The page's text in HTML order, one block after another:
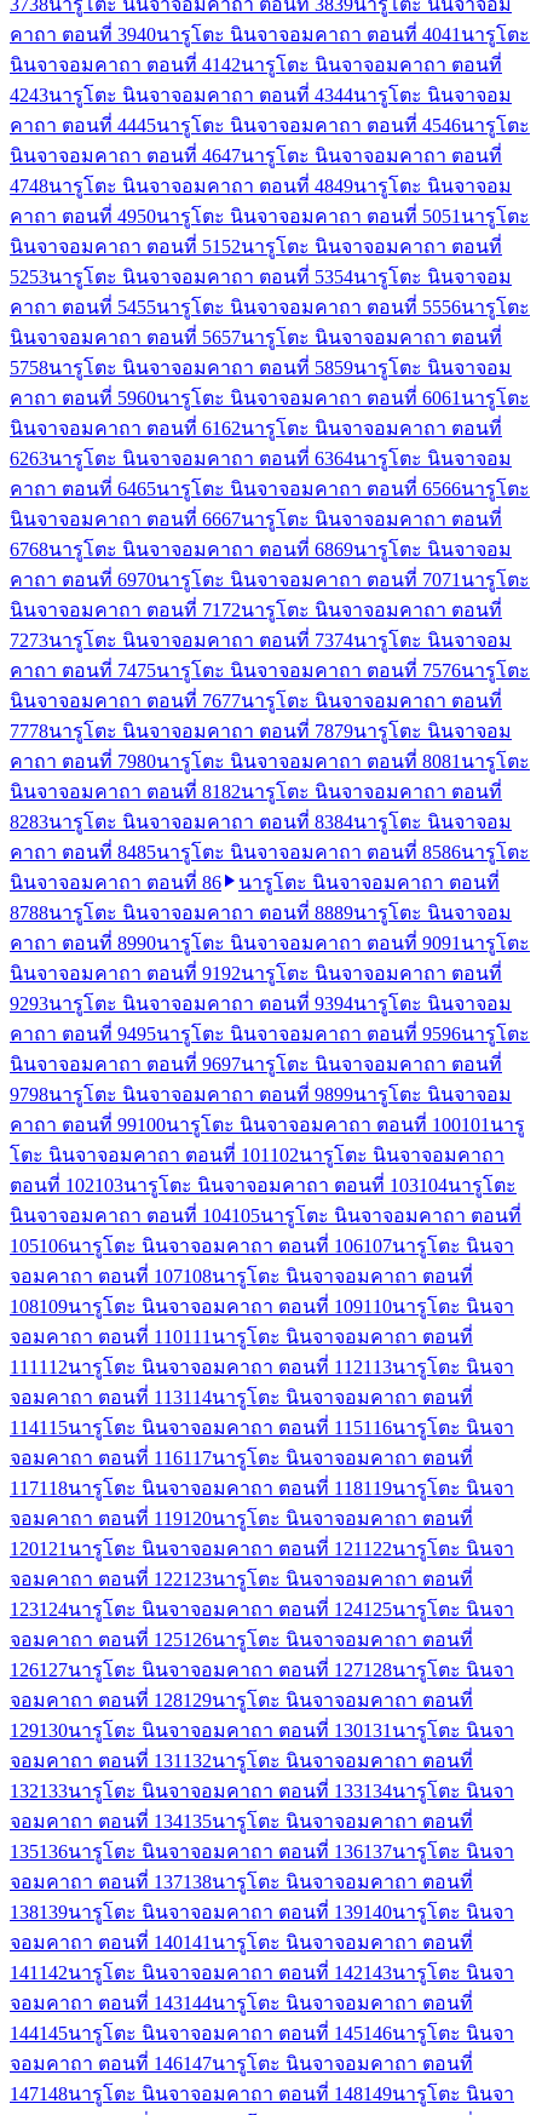
3738นารูโตะ นินจาจอมคาถา ตอนที่ 3839นารูโตะ นินจาจอม
คาถา ตอนที่ 3940นารูโตะ นินจาจอมคาถา ตอนที่ 4041 นารูโตะ
นินจาจอมคาถา ตอนที่ 4142นารูโตะ นินจาจอมคาถา ตอนที่
4243นารูโตะ นินจาจอมคาถา ตอนที่ 4344นารูโตะ นินจาจอม
คาถา ตอนที่ 4445นารูโตะ นินจาจอมคาถา ตอนที่ 4546นารูโตะ
นินจาจอมคาถา ตอนที่ 4647นารูโตะ นินจาจอมคาถา ตอนที่
4748นารูโตะ นินจาจอมคาถา ตอนที่ 4849นารูโตะ นินจาจอม
คาถา ตอนที่ 4950นารูโตะ นินจาจอมคาถา ตอนที่ 5051 นารูโตะ
นินจาจอมคาถา ตอนที่ 51 52นารูโตะ นินจาจอมคาถา ตอนที่
5253นารูโตะ นินจาจอมคาถา ตอนที่ 5354นารูโตะ นินจาจอม
คาถา ตอนที่ 5455นารูโตะ นินจาจอมคาถา ตอนที่ 5556นารูโตะ
นินจาจอมคาถา ตอนที่ 5657นารูโตะ นินจาจอมคาถา ตอนที่
5758นารูโตะ นินจาจอมคาถา ตอนที่ 5859นารูโตะ นินจาจอม
คาถา ตอนที่ 5960นารูโตะ นินจาจอมคาถา ตอนที่ 6061 นารูโตะ
นินจาจอมคาถา ตอนที่ 6162นารูโตะ นินจาจอมคาถา ตอนที่
6263นารูโตะ นินจาจอมคาถา ตอนที่ 6364นารูโตะ นินจาจอม
คาถา ตอนที่ 6465นารูโตะ นินจาจอมคาถา ตอนที่ 6566นารูโตะ
นินจาจอมคาถา ตอนที่ 6667นารูโตะ นินจาจอมคาถา ตอนที่
6768นารูโตะ นินจาจอมคาถา ตอนที่ 6869นารูโตะ นินจาจอม
คาถา ตอนที่ 6970นารูโตะ นินจาจอมคาถา ตอนที่ 7071 นารูโตะ
นินจาจอมคาถา ตอนที่ 71 72นารูโตะ นินจาจอมคาถา ตอนที่
7273นารูโตะ นินจาจอมคาถา ตอนที่ 7374นารูโตะ นินจาจอม
คาถา ตอนที่ 7475นารูโตะ นินจาจอมคาถา ตอนที่ 7576นารูโตะ
นินจาจอมคาถา ตอนที่ 7677นารูโตะ นินจาจอมคาถา ตอนที่
7778นารูโตะ นินจาจอมคาถา ตอนที่ 7879นารูโตะ นินจาจอม
คาถา ตอนที่ 7980นารูโตะ นินจาจอมคาถา ตอนที่ 8081 นารูโตะ
นินจาจอมคาถา ตอนที่ 8182นารูโตะ นินจาจอมคาถา ตอนที่
8283นารูโตะ นินจาจอมคาถา ตอนที่ 8384นารูโตะ นินจาจอม
คาถา ตอนที่ 8485นารูโตะ นินจาจอมคาถา ตอนที่ 8586นารูโตะ
นินจาจอมคาถา ตอนที่ 86
นารูโตะ นินจาจอมคาถา ตอนที่
8788นารูโตะ นินจาจอมคาถา ตอนที่ 8889นารูโตะ นินจาจอม
คาถา ตอนที่ 8990นารูโตะ นินจาจอมคาถา ตอนที่ 9091 นารูโตะ
นินจาจอมคาถา ตอนที่ 9192นารูโตะ นินจาจอมคาถา ตอนที่
9293นารูโตะ นินจาจอมคาถา ตอนที่ 9394นารูโตะ นินจาจอม
คาถา ตอนที่ 9495นารูโตะ นินจาจอมคาถา ตอนที่ 9596นารูโตะ
นินจาจอมคาถา ตอนที่ 9697นารูโตะ นินจาจอมคาถา ตอนที่
9798นารูโตะ นินจาจอมคาถา ตอนที่ 9899นารูโตะ นินจาจอม
คาถา ตอนที่ 99100นารูโตะ นินจาจอมคาถา ตอนที่ 100101 นารู
โตะ นินจาจอมคาถา ตอนที่ 101 102นารูโตะ นินจาจอมคาถา
ตอนที่ 102103นารูโตะ นินจาจอมคาถา ตอนที่ 103104นารูโตะ
นินจาจอมคาถา ตอนที่ 104105นารูโตะ นินจาจอมคาถา ตอนที่
105106นารูโตะ นินจาจอมคาถา ตอนที่ 106107นารูโตะ นินจา
จอมคาถา ตอนที่ 107108นารูโตะ นินจาจอมคาถา ตอนที่
108109นารูโตะ นินจาจอมคาถา ตอนที่ 109110นารูโตะ นินจา
จอมคาถา ตอนที่ 110111 นารูโตะ นินจาจอมคาถา ตอนที่
111 112นารูโตะ นินจาจอมคาถา ตอนที่ 112113นารูโตะ นินจา
จอมคาถา ตอนที่ 113114นารูโตะ นินจาจอมคาถา ตอนที่
114115นารูโตะ นินจาจอมคาถา ตอนที่ 115116นารูโตะ นินจา
จอมคาถา ตอนที่ 116117นารูโตะ นินจาจอมคาถา ตอนที่
117118นารูโตะ นินจาจอมคาถา ตอนที่ 118119นารูโตะ นินจา
จอมคาถา ตอนที่ 119120นารูโตะ นินจาจอมคาถา ตอนที่
120121 นารูโตะ นินจาจอมคาถา ตอนที่ 121 122นารูโตะ นินจา
จอมคาถา ตอนที่ 122123นารูโตะ นินจาจอมคาถา ตอนที่
123124นารูโตะ นินจาจอมคาถา ตอนที่ 124125นารูโตะ นินจา
จอมคาถา ตอนที่ 125126นารูโตะ นินจาจอมคาถา ตอนที่
126127นารูโตะ นินจาจอมคาถา ตอนที่ 127128นารูโตะ นินจา
จอมคาถา ตอนที่ 128129นารูโตะ นินจาจอมคาถา ตอนที่
129130นารูโตะ นินจาจอมคาถา ตอนที่ 130131 นารูโตะ นินจา
จอมคาถา ตอนที่ 131 132นารูโตะ นินจาจอมคาถา ตอนที่
132133นารูโตะ นินจาจอมคาถา ตอนที่ 133134นารูโตะ นินจา
จอมคาถา ตอนที่ 134135นารูโตะ นินจาจอมคาถา ตอนที่
135136นารูโตะ นินจาจอมคาถา ตอนที่ 136137นารูโตะ นินจา
จอมคาถา ตอนที่ 137138นารูโตะ นินจาจอมคาถา ตอนที่
138139นารูโตะ นินจาจอมคาถา ตอนที่ 139140นารูโตะ นินจา
จอมคาถา ตอนที่ 140141 นารูโตะ นินจาจอมคาถา ตอนที่
141 142นารูโตะ นินจาจอมคาถา ตอนที่ 142143นารูโตะ นินจา
จอมคาถา ตอนที่ 143144นารูโตะ นินจาจอมคาถา ตอนที่
144145นารูโตะ นินจาจอมคาถา ตอนที่ 145146นารูโตะ นินจา
จอมคาถา ตอนที่ 146147นารูโตะ นินจาจอมคาถา ตอนที่
147148นารูโตะ นินจาจอมคาถา ตอนที่ 148149นารูโตะ นินจา